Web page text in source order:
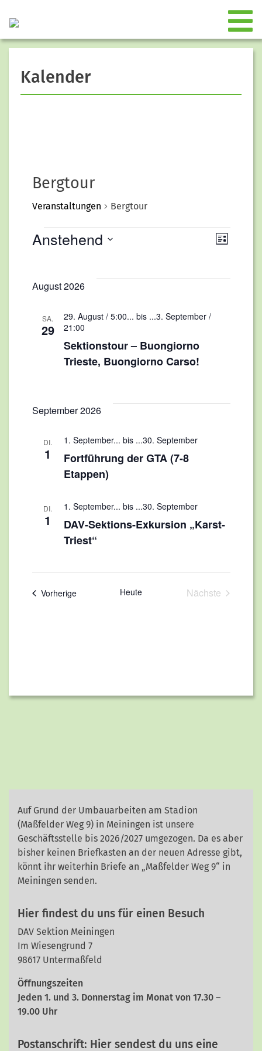
Kalender
Bergtour
Veranstaltungen Bergtour
Veranstaltungen Liste
Anstehend
August 2026
SA.
29
Sektionstour – Buongiorno
Trieste, Buongiorno Carso!
29. August / 5:00... bis ...3. September /
21:00
September 2026
DI.
1
Fortführung der GTA (7-8
Etappen)
1. September... bis ...30. September
DI.
1
DAV-Sektions-Exkursion „Karst-
Triest“
1. September... bis ...30. September
VorherigeVeranstaltungen
Heute
Nächste
Auf Grund der Umbauarbeiten am Stadion
(Maßfelder Weg 9) in Meiningen ist unsere
Geschäftsstelle bis 2026/2027 umgezogen. Da es aber
bisher keinen Briefkasten an der neuen Adresse gibt,
könnt ihr weiterhin Briefe an „Maßfelder Weg 9“ in
Meiningen senden.
Hier findest du uns für einen Besuch
DAV Sektion Meiningen
Im Wiesengrund 7
98617 Untermaßfeld
Öffnungszeiten
Jeden 1. und 3. Donnerstag im Monat von 17.30 –
19.00 Uhr
Postanschrift: Hier sendest du uns eine